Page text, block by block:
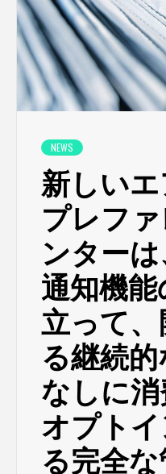
NEWS
新しい
プレフ
ンターは
通知機
立って
る継続
なしに
オプト
る完全